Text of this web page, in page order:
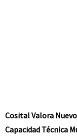
Cosital Valora
Capacidad Técnica